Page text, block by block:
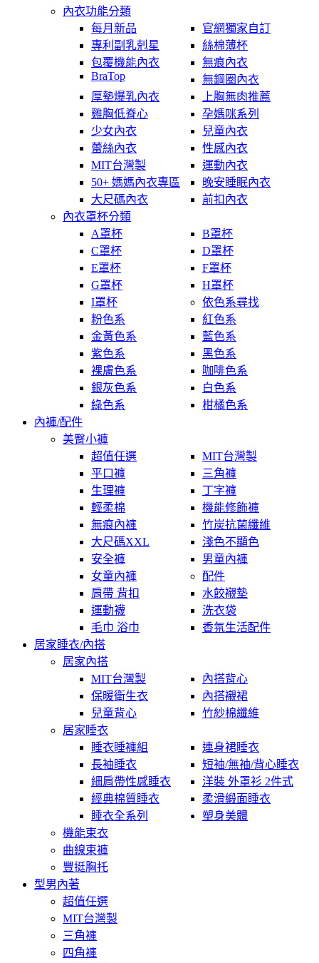
內衣功能分類
每月新品
官網獨家自訂
專利副乳剋星
絲棉薄杯
包覆機能內衣
無痕內衣
BraTop
無鋼圈內衣
厚墊爆乳內衣
上胸無肉推薦
雞胸低脊心
孕媽咪系列
少女內衣
兒童內衣
蕾絲內衣
性感內衣
MIT台灣製
運動內衣
50+ 媽媽內衣專區
晚安睡眠內衣
大尺碼內衣
前扣內衣
內衣罩杯分類
A罩杯
B罩杯
C罩杯
D罩杯
E罩杯
F罩杯
G罩杯
H罩杯
I罩杯
依色系尋找
粉色系
紅色系
金黃色系
藍色系
紫色系
黑色系
裸膚色系
咖啡色系
銀灰色系
白色系
綠色系
柑橘色系
內褲/配件
美臀小褲
超值任選
MIT台灣製
平口褲
三角褲
生理褲
丁字褲
輕柔棉
機能修飾褲
無痕內褲
竹炭抗菌纖維
大尺碼XXL
淺色不顯色
安全褲
男童內褲
女童內褲
配件
肩帶 背扣
水餃襯墊
運動襪
洗衣袋
毛巾 浴巾
香氛生活配件
居家睡衣/內搭
居家內搭
MIT台灣製
內搭背心
保暖衛生衣
內搭襯裙
兒童背心
竹紗棉纖維
居家睡衣
睡衣睡褲組
連身裙睡衣
長袖睡衣
短袖/無袖/背心睡衣
細肩帶性感睡衣
洋裝 外罩衫 2件式
經典棉質睡衣
柔滑緞面睡衣
睡衣全系列
塑身美體
機能束衣
曲線束褲
豐挺胸托
型男內著
超值任選
MIT台灣製
三角褲
四角褲